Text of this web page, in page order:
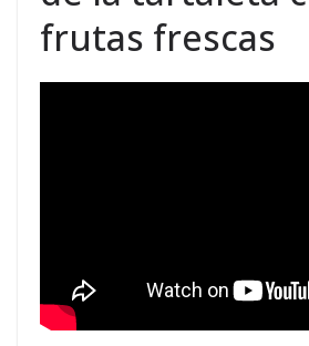
frutas frescas